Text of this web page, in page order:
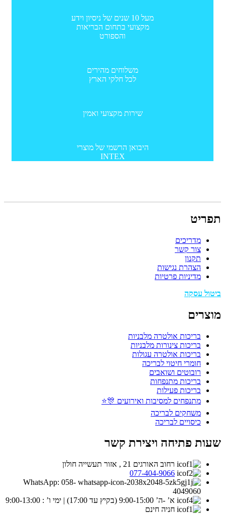
מעל 10 שנים של ניסיון וידע
מקצועי בתחום הבריאות
והספורט
משלוחים מהירים
לכל חלקי הארץ
שירות מקצועי ואמין
היבואן הרשמי של מוצרי
INTEX
תפריט
מדריכים
צור קשר
תקנון
הצהרת נגישות
מדיניות פרטיות
ביטול עסקה
מוצרים
בריכות אולטרה מלבניות
בריכות צינורות מלבניות
בריכות אולטרה עגולות
חומרי חיטוי לבריכה
רובוטים ושואבים
בריכות מתנפחות
בריכות פעילות
מתנפחים למסיבות ואירועים 🎊⭐
משחקים לבריכה
כיסויים לבריכה
שעות פתיחה ויצירת קשר
רחוב האורגים 21 , אזור תעשייה חולון
077-404-9066
WhatsApp: 058-
4049060
א’ -ה’ 9:00-15:00 (בקיץ עד 17:00) | ימי ו’ : 9:00-13:00
חניה חינם